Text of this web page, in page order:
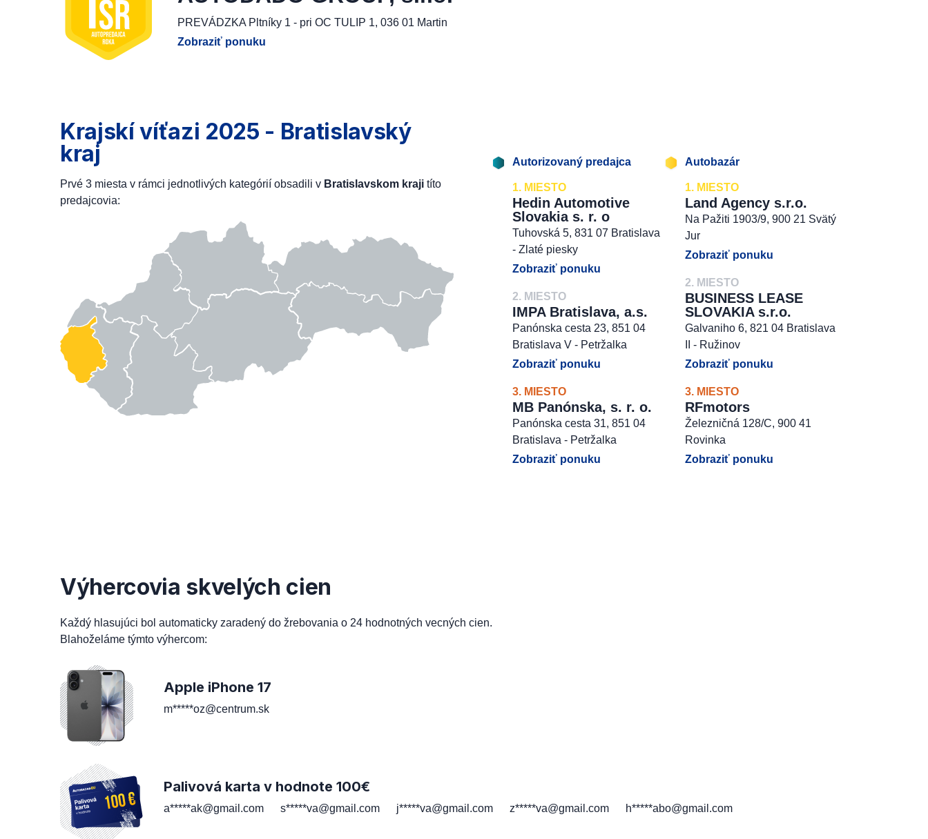
PREVÁDZKA Pltníky 1 - pri OC TULIP 1, 036 01 Martin
Zobraziť ponuku
Krajskí víťazi 2025 - Bratislavský
kraj
Prvé 3 miesta v rámci jednotlivých kategórií obsadili v Bratislavskom kraji títo
predajcovia:
Autorizovaný predajca
1. MIESTO
Hedin Automotive
Slovakia s. r. o
Tuhovská 5, 831 07 Bratislava
- Zlaté piesky
Zobraziť ponuku
2. MIESTO
IMPA Bratislava, a.s.
Panónska cesta 23, 851 04
Bratislava V - Petržalka
Zobraziť ponuku
3. MIESTO
MB Panónska, s. r. o.
Panónska cesta 31, 851 04
Bratislava - Petržalka
Zobraziť ponuku
Autobazár
1. MIESTO
Land Agency s.r.o.
Na Pažiti 1903/9, 900 21 Svätý
Jur
Zobraziť ponuku
2. MIESTO
BUSINESS LEASE
SLOVAKIA s.r.o.
Galvaniho 6, 821 04 Bratislava
II - Ružinov
Zobraziť ponuku
3. MIESTO
RFmotors
Železničná 128/C, 900 41
Rovinka
Zobraziť ponuku
Výhercovia skvelých cien
Každý hlasujúci bol automaticky zaradený do žrebovania o 24 hodnotných vecných cien.
Blahoželáme týmto výhercom:
Apple iPhone 17
m*****oz@centrum.sk
Palivová karta v hodnote 100€
a*****ak@gmail.com s*****va@gmail.com j*****va@gmail.com z*****va@gmail.com h*****abo@gmail.com